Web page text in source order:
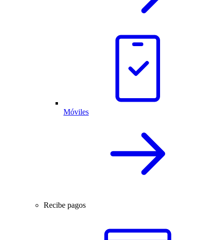
Móviles
Recibe pagos